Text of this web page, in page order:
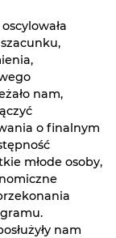
nam,
o finalnym
młode osoby,
nam